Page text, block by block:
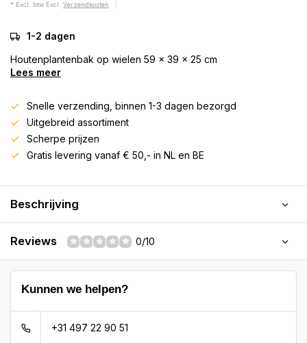
* Excl. btw Excl. Verzendkosten
1-2 dagen
Houtenplantenbak op wielen 59 x 39 x 25 cm
Lees meer
Snelle verzending, binnen 1-3 dagen bezorgd
Uitgebreid assortiment
Scherpe prijzen
Gratis levering vanaf € 50,- in NL en BE
Beschrijving
Reviews 0/10
Kunnen we helpen?
+31 497 22 90 51